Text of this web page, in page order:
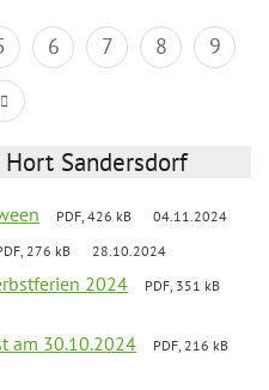
6 7 8
9
Sandersdorf
PDF, 426 kB 04.11.2024
276 kB 28.10.2024
2024
PDF, 351 kB
am 30.10.2024
PDF, 216 kB